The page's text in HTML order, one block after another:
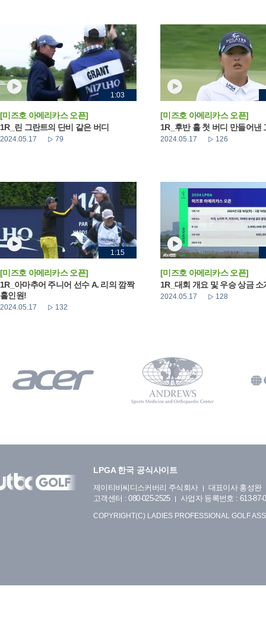
1:03
[미즈호 아메리카스 오픈]
1R_린 그란트의 단비 같은 버디
2024.05.17 79
[미즈호 아메리카스 오픈]
1R_후반 홀 첫 버디 만들어낸
2024.05.17 126
1:15
[미즈호 아메리카스 오픈]
1R_아마추어 주니어 선수 A. 리의 깜짝
홀인원!
2024.05.17 132
[미즈호 아메리카스 오픈]
1R_대회 개요 및 우승 상금 소
2024.05.17 128
LPGA 한국 공식사이트
제이티비씨디스커버리 주식회사
대표이사 홍성완
고객센터 : 080-025-2525
사업자 등록번호 : 613-87-
COPYRIGHT(C) LADIES PROFESSIONAL GOLF